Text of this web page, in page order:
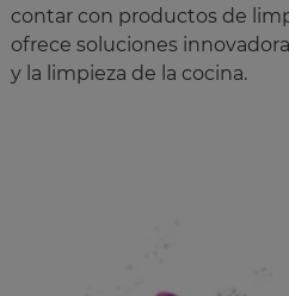
contar con productos de
ofrece soluciones
y la limpieza de la cocina.